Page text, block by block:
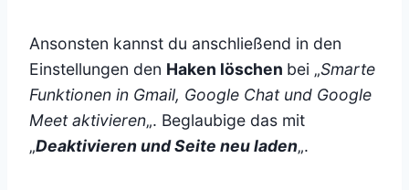
Ansonsten kannst du anschließend in den
Einstellungen den Haken löschen bei „Smarte
Funktionen in Gmail, Google Chat und Google
Meet aktivieren„. Beglaubige das mit
„Deaktivieren und Seite neu laden„.